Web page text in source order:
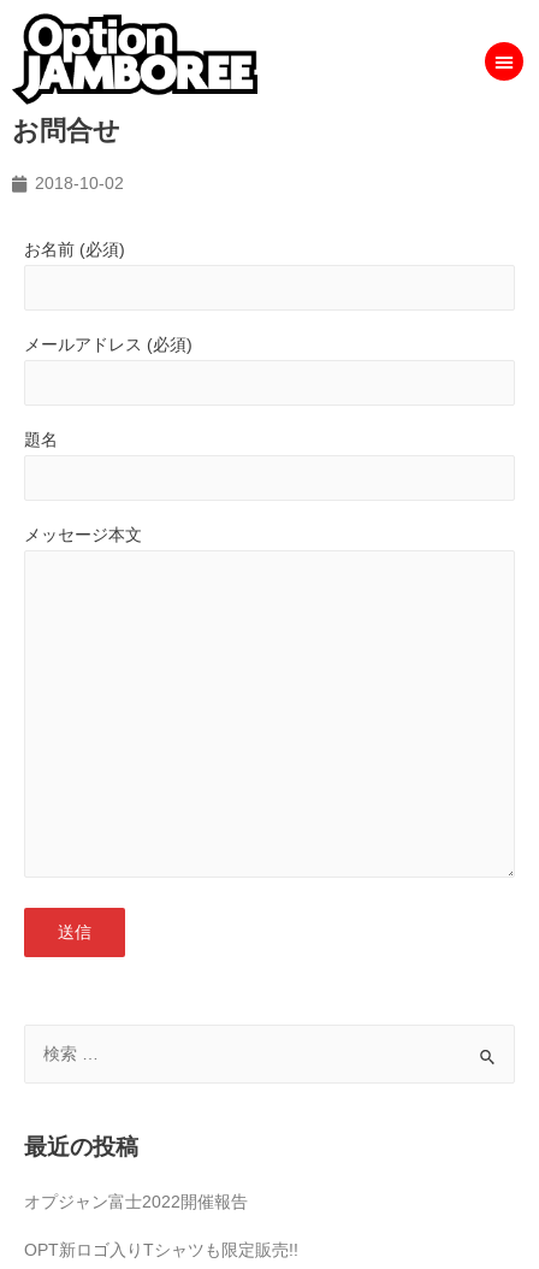
お問合せ
2018-10-02
お名前 (必須)
メールアドレス (必須)
題名
メッセージ本文
最近の投稿
オプジャン富士2022開催報告
OPT新ロゴ入りTシャツも限定販売!!